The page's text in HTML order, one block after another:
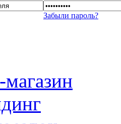
Забыли пароль?